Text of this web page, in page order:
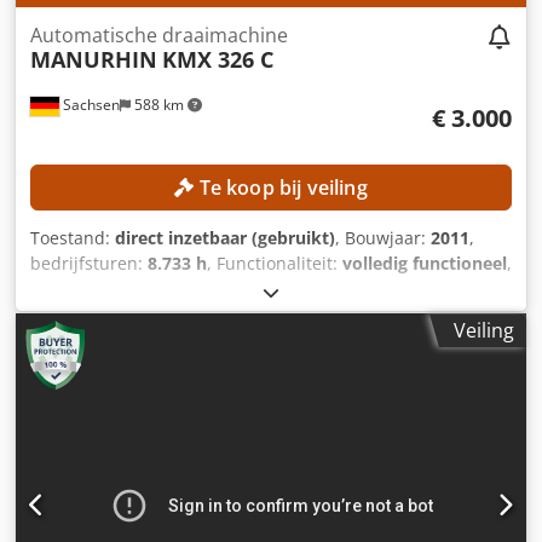
Abfor Reserveonderdelen Elektronische componenten voor
de besturingskast Nieuwe vaste frontspindel
Sachsen 588 km
Automatische draaimachine
MANURHIN KMX 326 C
€ 3.000
Te koop bij veiling
Toestand: direct inzetbaar (gebruikt), Bouwjaar: 2011,
bedrijfsturen: 8.733 h, Functionaliteit: volledig functioneel,
, toerental (max.):
assen:5, Aantal gereedschapstorens:2,
Langdraaiautomaat met een uitgebreider accessoirepakket
en reserveonderdelen! Tegenas: Volledig opnieuw
gelagerd in 05/2026 TECHNISCHE DETAILS CNC-besturing:
6 MACHINE DETAILS Motorvermogen: 3,7 kW Gewicht:
2.600 kg Spiluren: 8.733 uur Besturing ingeschakeld:
Veiling